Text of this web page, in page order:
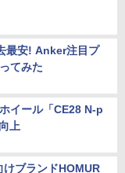
最安! Anker注目プ
てみた
イール「CE28 N-p
上
けブランドHOMUR